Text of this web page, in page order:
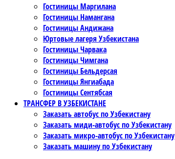
Гостиницы Маргилана
Гостиницы Намангана
Гостиницы Андижана
Юртовые лагеря Узбекистана
Гостиницы Чарвака
Гостиницы Чимгана
Гостиницы Бельдерсая
Гостиницы Янгиабада
Гостиницы Сентябсая
ТРАНСФЕР В УЗБЕКИСТАНЕ
Заказать автобус по Узбекистану
Заказать миди-автобус по Узбекистану
Заказать микро-автобус по Узбекистану
Заказать машину по Узбекистану